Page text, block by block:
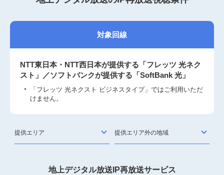
対象回線
NTT東日本・NTT西日本が提供する「フレッツ 光ネク
スト」／ソフトバンクが提供する「SoftBank 光」
「フレッツ 光ネクスト ビジネスタイプ」ではご利用いただ
けません。
提供エリア 提供エリア外の地域
地上デジタル放送IP再放送サービス